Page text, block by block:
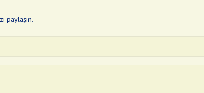
paylaşın.